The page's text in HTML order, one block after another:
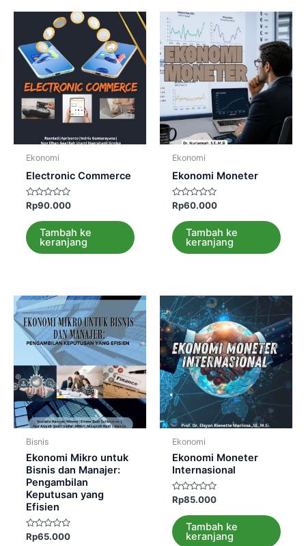
Ekonomi
Electronic Commerce
Dinilai
dari
5
Rp90.000
Tambah ke
keranjang
Ekonomi
Ekonomi Moneter
Dinilai
dari
5
Rp60.000
Tambah ke
keranjang
Bisnis
Ekonomi Mikro untuk
Bisnis dan Manajer:
Pengambilan
Keputusan yang
Efisien
Dinilai
Rp65.000
Ekonomi
Ekonomi Moneter
Internasional
Dinilai
dari
5
Rp85.000
Tambah ke
keranjang